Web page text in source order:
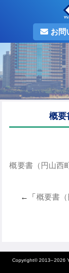
お問
概要
概要書（円山西
←「 概要書（
Copyright© 2013–2026